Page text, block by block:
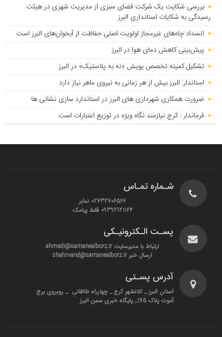
بررسی شکایت یک شرکت فضای سبزی از مدیریت شهری در هیئت
رسیدگی به شکایات استانداری البرز
انسداد چاه‌های غیرمجاز اولویت اصلی حفاظت از آبخوان‌های البرز است
پیش‌بینی کاهش دمای هوا در البرز
تشکیل کمیته تخصص پویش «نه به پلاستیک» در البرز
استاندار: البرز بیش از هر زمانی به نیروی ماهر نیاز دارد
ضرورت همکاری شهرداری های البرز در استاندارد سازی نشانی ها
فرماندار : کرج نیازمند نگاه ویژه در توزیع اعتبارات است
شـماره تمـاس
02632706566 نمابر
09392121164 فقط پیامک
پسـت الـکترونیـکی
ارتباط با مدیرسایت ahmadi@samanealborz.ir
ارسال خبر shahrvand@samanealborz.ir
آدرس پسـتی
استان البرز _ کلانشهر کرج _ چهارراه طالقانی _ روبروی برج
آموت پلاک 175_ پایگاه خبری سمن البرز